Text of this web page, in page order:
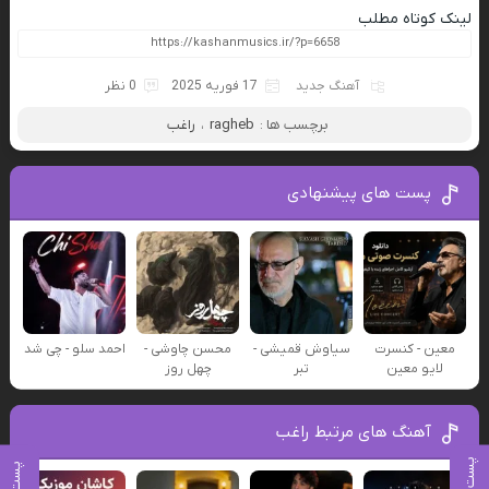
لینک کوتاه مطلب
آهنگ جدید 17 فوریه 2025 0 نظر
برچسب ها : ragheb ، راغب
پست های پیشنهادی
معین - کنسرت
لایو معین
سیاوش قمیشی -
تبر
محسن چاوشی -
چهل روز
احمد سلو - چی شد
آهنگ های مرتبط راغب